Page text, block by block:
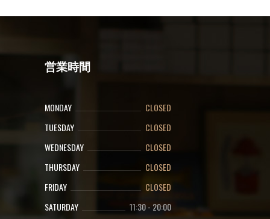
営業時間
MONDAY
CLOSED
TUESDAY
CLOSED
WEDNESDAY
CLOSED
THURSDAY
CLOSED
FRIDAY
CLOSED
SATURDAY
11:30- 20:00